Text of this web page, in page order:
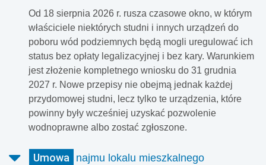
Od 18 sierpnia 2026 r. rusza czasowe okno, w którym
właściciele niektórych studni i innych urządzeń do
poboru wód podziemnych będą mogli uregulować ich
status bez opłaty legalizacyjnej i bez kary. Warunkiem
jest złożenie kompletnego wniosku do 31 grudnia
2027 r. Nowe przepisy nie obejmą jednak każdej
przydomowej studni, lecz tylko te urządzenia, które
powinny były wcześniej uzyskać pozwolenie
wodnoprawne albo zostać zgłoszone.
Umowa najmu lokalu mieszkalnego